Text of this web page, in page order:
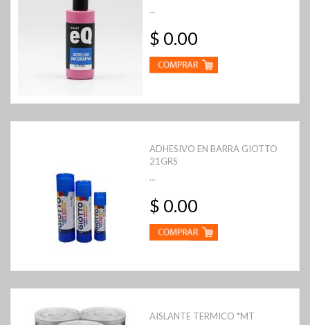
...
$ 0.00
ADHESIVO EN BARRA GIOTTO
21GRS
...
$ 0.00
AISLANTE TERMICO *MT